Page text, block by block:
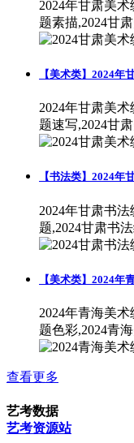
2024年甘肃美
题素描,2024甘
【美术类】2024年
2024年甘肃美
题速写,2024甘
【书法类】2024年
2024年甘肃书
题,2024甘肃书
【美术类】2024年
2024年青海美
题色彩,2024青
查看更多
艺考数据
艺考资源站